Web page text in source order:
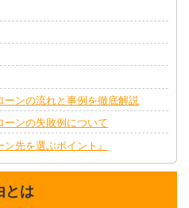
ーンの流れと事例を徹底解説
ーンの失敗例について
先を選ぶポイント』
とは